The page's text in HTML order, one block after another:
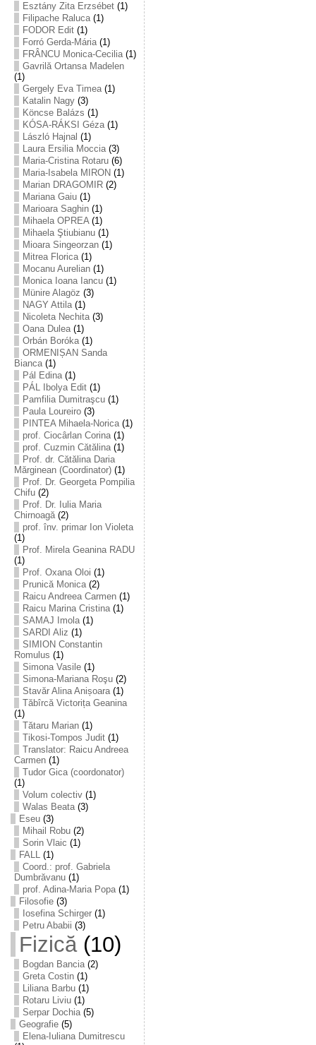
Esztány Zita Erzsébet(1)
Filipache Raluca(1)
FODOR Edit(1)
Forró Gerda-Mária(1)
FRÂNCU Monica-Cecilia(1)
Gavrilă Ortansa Madelen
(1)
Gergely Eva Timea(1)
Katalin Nagy(3)
Köncse Balázs (1)
KÓSA-RÁKSI Géza(1)
László Hajnal (1)
Laura Ersilia Moccia(3)
Maria-Cristina Rotaru(6)
Maria-Isabela MIRON (1)
Marian DRAGOMIR(2)
Mariana Gaiu(1)
Marioara Saghin(1)
Mihaela OPREA(1)
Mihaela Ştiubianu(1)
Mioara Singeorzan(1)
Mitrea Florica(1)
Mocanu Aurelian(1)
Monica Ioana Iancu(1)
Münire Alagöz (3)
NAGY Attila(1)
Nicoleta Nechita(3)
Oana Dulea(1)
Orbán Boróka(1)
ORMENIȘAN Sanda
Bianca(1)
Pál Edina(1)
PÁL Ibolya Edit(1)
Pamfilia Dumitraşcu(1)
Paula Loureiro(3)
PINTEA Mihaela-Norica(1)
prof. Ciocârlan Corina(1)
prof. Cuzmin Cătălina(1)
Prof. dr. Cătălina Daria
Mărginean (Coordinator)(1)
Prof. Dr. Georgeta Pompilia
Chifu(2)
Prof. Dr. Iulia Maria
Chirnoagă(2)
prof. înv. primar Ion Violeta
(1)
Prof. Mirela Geanina RADU
(1)
Prof. Oxana Oloi (1)
Prunică Monica(2)
Raicu Andreea Carmen(1)
Raicu Marina Cristina(1)
SAMAJ Imola(1)
SARDI Aliz (1)
SIMION Constantin
Romulus (1)
Simona Vasile(1)
Simona-Mariana Roşu(2)
Stavăr Alina Anișoara(1)
Tăbîrcă Victorița Geanina
(1)
Tătaru Marian(1)
Tikosi-Tompos Judit(1)
Translator: Raicu Andreea
Carmen(1)
Tudor Gica (coordonator)
(1)
Volum colectiv(1)
Walas Beata(3)
Eseu(3)
Mihail Robu(2)
Sorin Vlaic (1)
FALL(1)
Coord.: prof. Gabriela
Dumbrăvanu(1)
prof. Adina-Maria Popa(1)
Filosofie(3)
Iosefina Schirger(1)
Petru Ababii (3)
Fizică(10)
Bogdan Bancia(2)
Greta Costin(1)
Liliana Barbu(1)
Rotaru Liviu(1)
Serpar Dochia(5)
Geografie(5)
Elena-Iuliana Dumitrescu